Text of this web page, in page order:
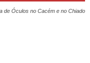
de Óculos no Cacém e no Chiado